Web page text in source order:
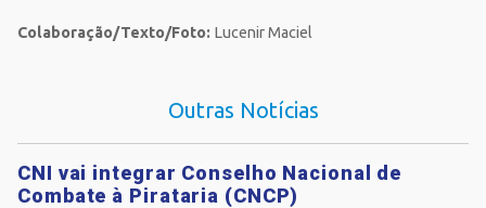
Colaboração/Texto/Foto: Lucenir Maciel
Outras Notícias
CNI vai integrar Conselho Nacional de
Combate à Pirataria (CNCP)